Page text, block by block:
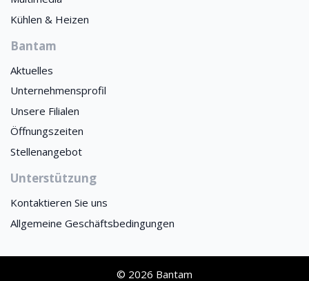
Kühlen & Heizen
Bantam
Aktuelles
Unternehmensprofil
Unsere Filialen
Öffnungszeiten
Stellenangebot
Unterstützung
Kontaktieren Sie uns
Allgemeine Geschäftsbedingungen
© 2026 Bantam